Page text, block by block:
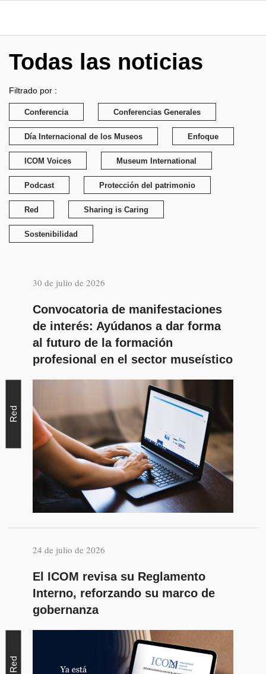
Todas las noticias
Filtrado por :
Conferencia Conferencias Generales
Día Internacional de los Museos Enfoque
ICOM Voices Museum International
Podcast Protección del patrimonio
Red Sharing is Caring
Sostenibilidad
30 de julio de 2026
Convocatoria de manifestaciones
de interés: Ayúdanos a dar forma
al futuro de la formación
profesional en el sector museístico
Red
24 de julio de 2026
El ICOM revisa su Reglamento
Interno, reforzando su marco de
gobernanza
Red